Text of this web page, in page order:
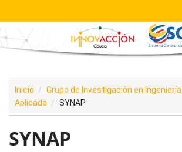
Pasar al contenido principal
Inicio
Grupo de Investigación en Ingeniería
Aplicada
SYNAP
SYNAP